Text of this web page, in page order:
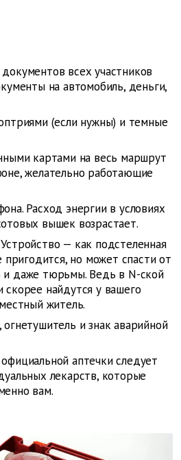
всех участников
на автомобиль, деньги,
(если нужны) и темные
картами на весь маршрут
желательно работающие
Расход энергии в условиях
вышек возрастает.
Устройство — как подстеленная
пригодится, но может спасти от
и даже тюрьмы. Ведь в N-ской
скорее найдутся у вашего
житель.
и знак аварийной
аптечки следует
лекарств, которые
вам.